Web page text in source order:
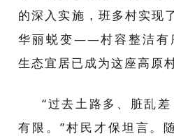
的深入实施，班多村实现
华丽蜕变——村容整洁有
生态宜居已成为这座高原
“过去土路多、脏乱
有限。”村民才保坦言。